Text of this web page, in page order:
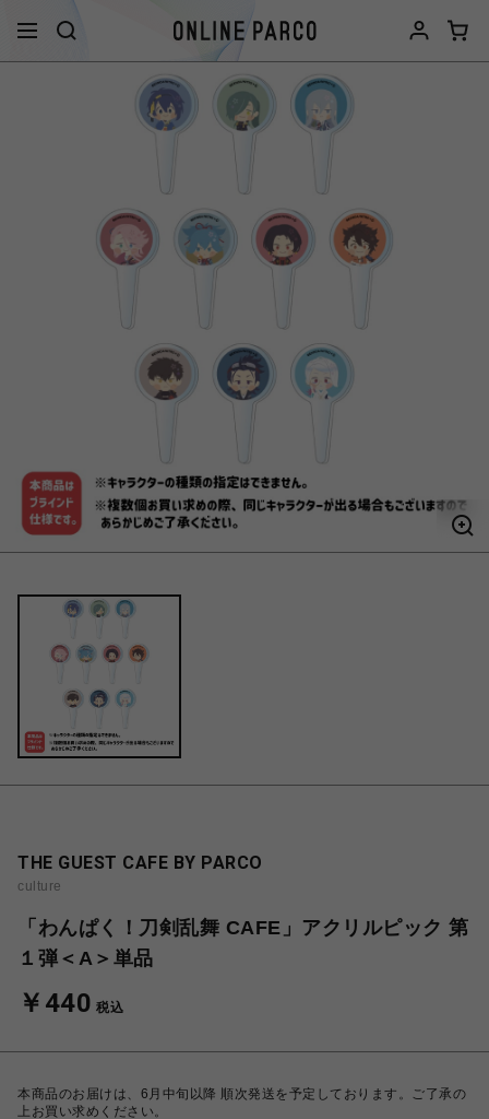
THE GUEST CAFE BY PARCO
culture
「わんぱく！刀剣乱舞 CAFE」アクリルピック 第
１弾＜A＞単品
￥440 税込
本商品のお届けは、6月中旬以降 順次発送を予定しております。ご了承の
上お買い求めください。